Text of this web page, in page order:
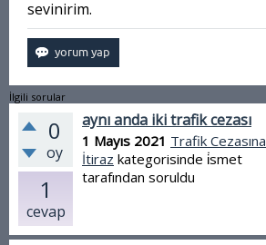
sevinirim.
İlgili sorular
0
oy
1
cevap
aynı anda iki trafik cezası
1 Mayıs 2021 Trafik Cezasına
İtiraz kategorisinde i̇smet
tarafından soruldu